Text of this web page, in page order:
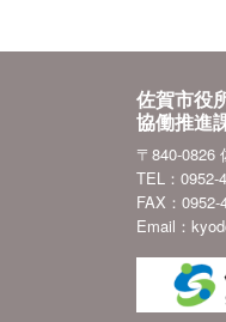
佐賀市役
協働推進
〒840-0826
TEL：0952-
FAX：0952-
Email：